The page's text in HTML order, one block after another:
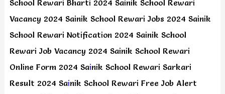
School Rewari Bharti 2024 Sainik School Rewari
Vacancy 2024 Sainik School Rewari Jobs 2024 Sainik
School Rewari Notification 2024 Sainik School
Rewari Job Vacancy 2024 Sainik School Rewari
Online Form 2024 Sainik School Rewari Sarkari
Result 2024 Sainik School Rewari Free Job Alert